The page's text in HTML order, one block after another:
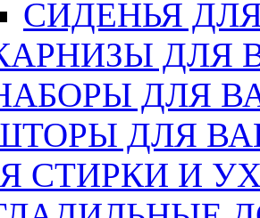
СИДЕНЬЯ
ДЛЯ
ДЛЯ
ДЛЯ
СТИРКИ И